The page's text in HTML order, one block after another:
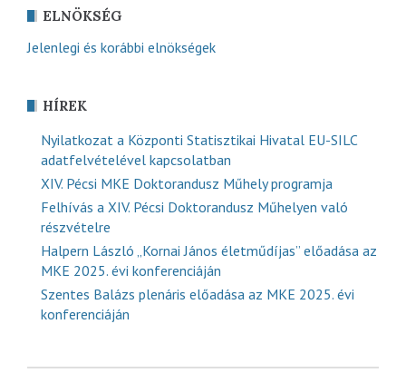
ELNÖKSÉG
Jelenlegi és korábbi elnökségek
HÍREK
Nyilatkozat a Központi Statisztikai Hivatal EU-SILC
adatfelvételével kapcsolatban
XIV. Pécsi MKE Doktorandusz Műhely programja
Felhívás a XIV. Pécsi Doktorandusz Műhelyen való
részvételre
Halpern László „Kornai János életműdíjas” előadása az
MKE 2025. évi konferenciáján
Szentes Balázs plenáris előadása az MKE 2025. évi
konferenciáján